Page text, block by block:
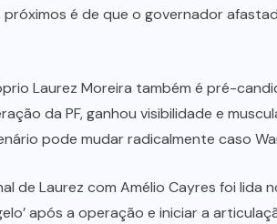
próximos é de que o governador
Laurez Moreira também é pré-
da PF, ganhou visibilidade e
pode mudar radicalmente caso
de Laurez com Amélio Cayres foi
após a operação e iniciar a